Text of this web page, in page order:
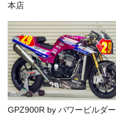
本店
GPZ900R by パワービルダー